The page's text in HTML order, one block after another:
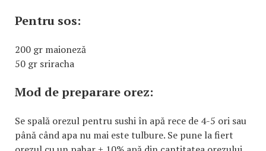
Pentru sos:
200 gr maioneză
50 gr sriracha
Mod de preparare orez:
Se spală orezul pentru sushi în apă rece de 4-5 ori sau
până când apa nu mai este tulbure. Se pune la fiert